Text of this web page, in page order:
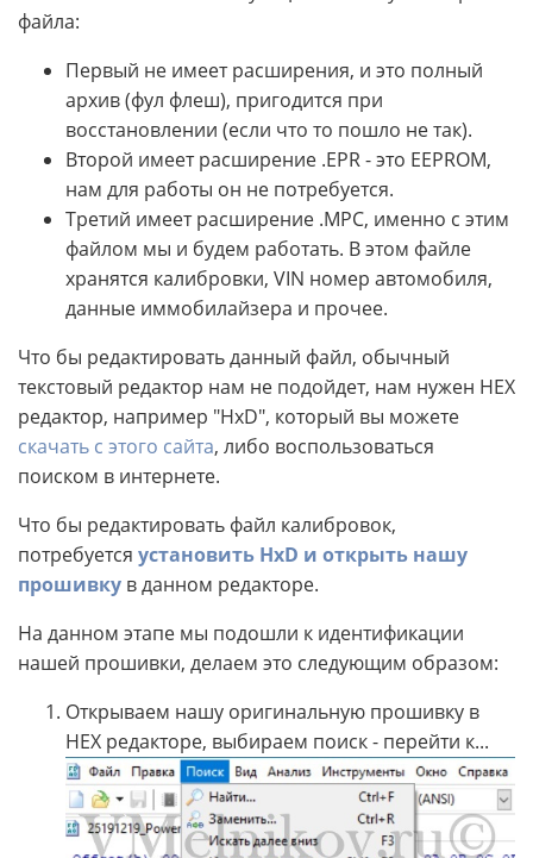
файла:
Первый не имеет расширения, и это полный
архив (фул флеш), пригодится при
восстановлении (если что то пошло не так).
Второй имеет расширение .EPR - это EEPROM,
нам для работы он не потребуется.
Третий имеет расширение .MPC, именно с этим
файлом мы и будем работать. В этом файле
хранятся калибровки, VIN номер автомобиля,
данные иммобилайзера и прочее.
Что бы редактировать данный файл, обычный
текстовый редактор нам не подойдет, нам нужен HEX
редактор, например "HxD", который вы можете
скачать с этого сайта, либо воспользоваться
поиском в интернете.
Что бы редактировать файл калибровок,
потребуется установить HxD и открыть нашу
прошивку в данном редакторе.
На данном этапе мы подошли к идентификации
нашей прошивки, делаем это следующим образом:
Открываем нашу оригинальную прошивку в
HEX редакторе, выбираем поиск - перейти к...